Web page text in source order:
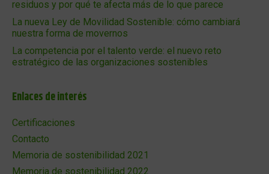
residuos y por qué te afecta más de lo que parece
La nueva Ley de Movilidad Sostenible: cómo cambiará
nuestra forma de movernos
La competencia por el talento verde: el nuevo reto
estratégico de las organizaciones sostenibles
Enlaces de interés
Certificaciones
Contacto
Memoria de sostenibilidad 2021
Memoria de sostenibilidad 2022